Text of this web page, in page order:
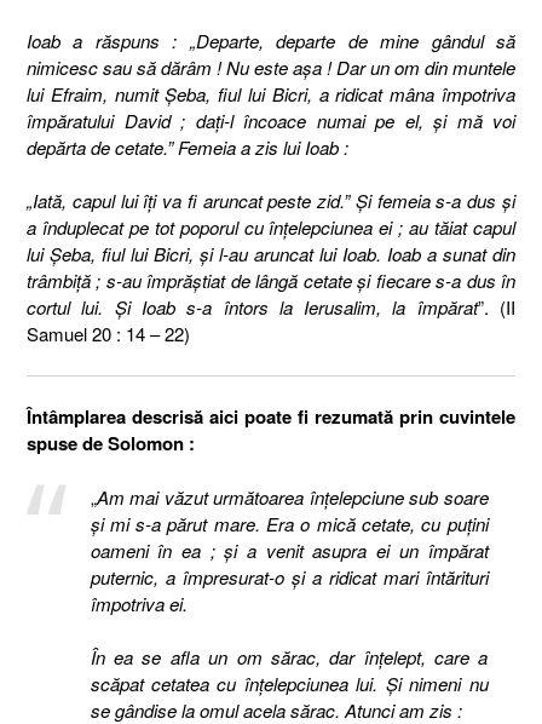
Ioab a răspuns : „Departe, departe de mine gândul să
nimicesc sau să dărâm ! Nu este aşa ! Dar un om din muntele
lui Efraim, numit Şeba, fiul lui Bicri, a ridicat mâna împotriva
împăratului David ; daţi-l încoace numai pe el, şi mă voi
depărta de cetate.” Femeia a zis lui Ioab :
„Iată, capul lui îţi va fi aruncat peste zid.” Şi femeia s-a dus şi
a înduplecat pe tot poporul cu înţelepciunea ei ; au tăiat capul
lui Şeba, fiul lui Bicri, şi l-au aruncat lui Ioab. Ioab a sunat din
trâmbiţă ; s-au împrăştiat de lângă cetate şi fiecare s-a dus în
cortul lui. Şi Ioab s-a întors la Ierusalim, la împărat”. (II
Samuel 20 : 14 – 22)
Întâmplarea descrisă aici poate fi rezumată prin cuvintele
spuse de Solomon :
„Am mai văzut următoarea înţelepciune sub soare
şi mi s-a părut mare. Era o mică cetate, cu puţini
oameni în ea ; şi a venit asupra ei un împărat
puternic, a împresurat-o şi a ridicat mari întărituri
împotriva ei.
În ea se afla un om sărac, dar înţelept, care a
scăpat cetatea cu înţelepciunea lui. Şi nimeni nu
se gândise la omul acela sărac. Atunci am zis :